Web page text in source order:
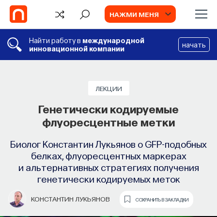
НАЖМИ МЕНЯ
Найти работу в международной
инновационной компании
начать
ЛЕКЦИИ
Генетически кодируемые
флуоресцентные метки
Биолог Константин Лукьянов о GFP-подобных
белках, флуоресцентных маркерах
и альтернативных стратегиях получения
генетически кодируемых меток
КОНСТАНТИН ЛУКЬЯНОВ СОХРАНИТЬ В ЗАКЛАДКИ
Химия между нейронами:
вещества, которые управляют нами
Как наши память, потребности, эмоции,
сигналов от нейромедиаторов?
ВЯЧЕСЛАВ ДУБЫНИН СОХРАНИТЬ В ЗАКЛАДКИ
TV
Новости нейронауки #8